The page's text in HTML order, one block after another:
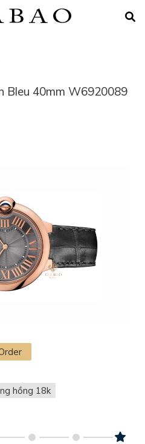
Bleu 40mm W6920089
hồng 18k